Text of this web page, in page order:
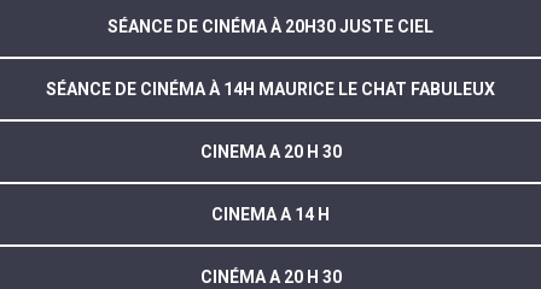
SÉANCE DE CINÉMA À 20H30 JUSTE CIEL
SÉANCE DE CINÉMA À 14H MAURICE LE CHAT FABULEUX
CINEMA A 20 H 30
CINEMA A 14 H
CINÉMA A 20 H 30